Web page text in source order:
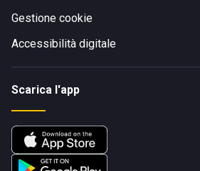
Gestione cookie
Accessibilità digitale
Scarica l'app